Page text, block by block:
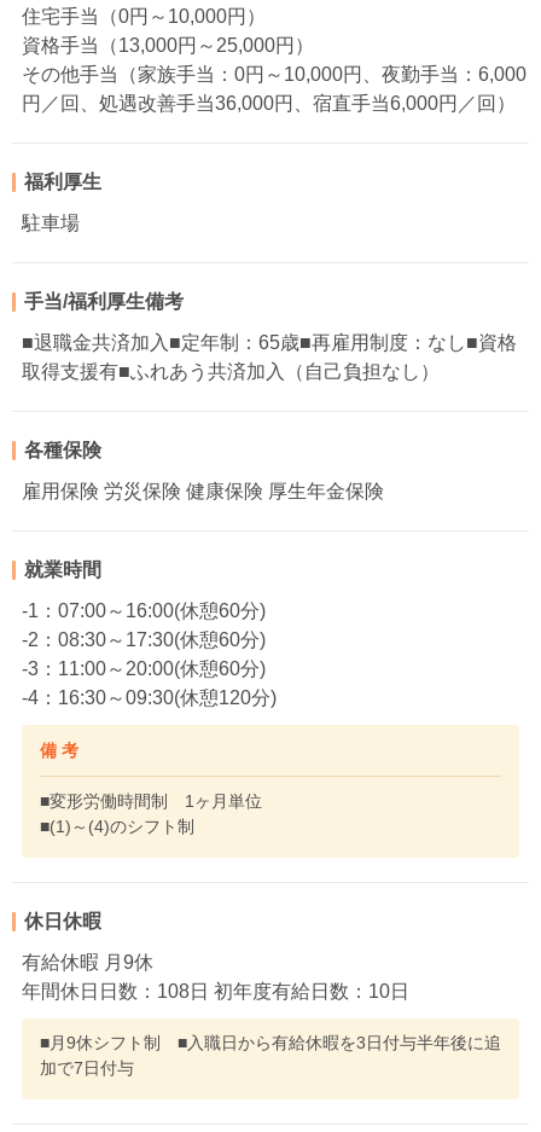
住宅手当（0円～10,000円）
資格手当（13,000円～25,000円）
その他手当（家族手当：0円～10,000円、夜勤手当：6,000
円／回、処遇改善手当36,000円、宿直手当6,000円／回）
福利厚生
駐車場
手当/福利厚生備考
■退職金共済加入■定年制：65歳■再雇用制度：なし■資格
取得支援有■ふれあう共済加入（自己負担なし）
各種保険
雇用保険 労災保険 健康保険 厚生年金保険
就業時間
-1：07:00～16:00(休憩60分)
-2：08:30～17:30(休憩60分)
-3：11:00～20:00(休憩60分)
-4：16:30～09:30(休憩120分)
備 考
■変形労働時間制 1ヶ月単位
■(1)～(4)のシフト制
休日休暇
有給休暇 月9休
年間休日日数：108日 初年度有給日数：10日
■月9休シフト制 ■入職日から有給休暇を3日付与半年後に追
加で7日付与